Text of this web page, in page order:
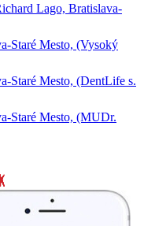
Lago, Bratislava-
Staré Mesto, (Vysoký
Staré Mesto, (DentLife s.
Staré Mesto, (MUDr.